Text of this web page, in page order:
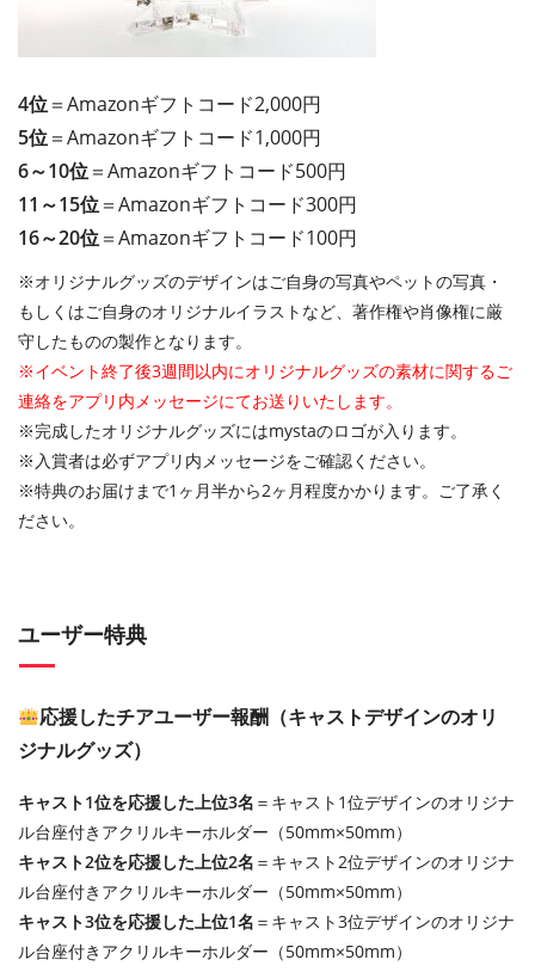
4位＝Amazonギフトコード2,000円
5位＝Amazonギフトコード1,000円
6～10位＝Amazonギフトコード500円
11～15位＝Amazonギフトコード300円
16～20位＝Amazonギフトコード100円
※オリジナルグッズのデザインはご自身の写真やペットの写真・
もしくはご自身のオリジナルイラストなど、著作権や肖像権に厳
守したものの製作となります。
※イベント終了後3週間以内にオリジナルグッズの素材に関するご
連絡をアプリ内メッセージにてお送りいたします。
※完成したオリジナルグッズにはmystaのロゴが入ります。
※入賞者は必ずアプリ内メッセージをご確認ください。
※特典のお届けまで1ヶ月半から2ヶ月程度かかります。ご了承く
ださい。
ユーザー特典
応援したチアユーザー報酬（キャストデザインのオリ
ジナルグッズ）
キャスト1位を応援した上位3名 ＝キャスト1位デザインのオリジナ
ル台座付きアクリルキーホルダー（50mm×50mm）
キャスト2位を応援した上位2名 ＝キャスト2位デザインのオリジナ
ル台座付きアクリルキーホルダー（50mm×50mm）
キャスト3位を応援した上位1名 ＝キャスト3位デザインのオリジナ
ル台座付きアクリルキーホルダー（50mm×50mm）